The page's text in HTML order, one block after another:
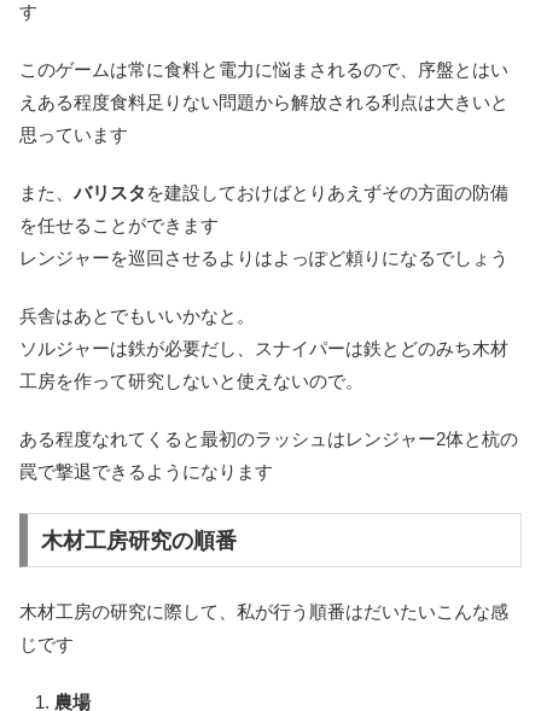
す
このゲームは常に食料と電力に悩まされるので、序盤とはい
えある程度食料足りない問題から解放される利点は大きいと
思っています
また、 バリスタ を建設しておけばとりあえずその方面の防備
を任せることができます
レンジャーを巡回させるよりはよっぽど頼りになるでしょう
兵舎はあとでもいいかなと。
ソルジャーは鉄が必要だし、スナイパーは鉄とどのみち木材
工房を作って研究しないと使えないので。
ある程度なれてくると最初のラッシュはレンジャー2体と杭の
罠で撃退できるようになります
木材工房研究の順番
木材工房の研究に際して、私が行う順番はだいたいこんな感
じです
農場